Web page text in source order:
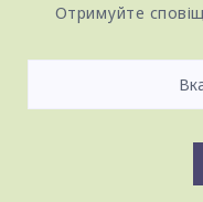
Отримуйте